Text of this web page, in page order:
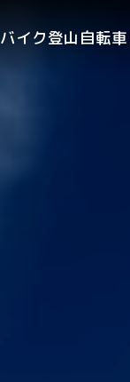
バイク登山 自転車